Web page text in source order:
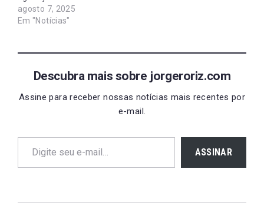
sensação de
superioridade. O
conturbados, com
agosto 7, 2025
Em "Notícias"
Descubra mais sobre jorgeroriz.com
Assine para receber nossas notícias mais recentes por
e-mail.
Digite seu e-mail…
ASSINAR